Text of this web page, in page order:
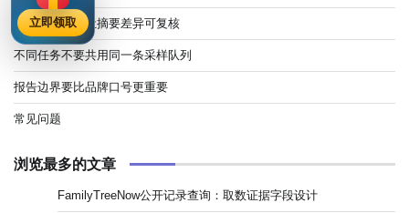
代理出口记录让摘要差异可复核
不同任务不要共用同一条采样队列
报告边界要比品牌口号更重要
常见问题
浏览最多的文章
FamilyTreeNow公开记录查询：取数证据字段设计
立即领取